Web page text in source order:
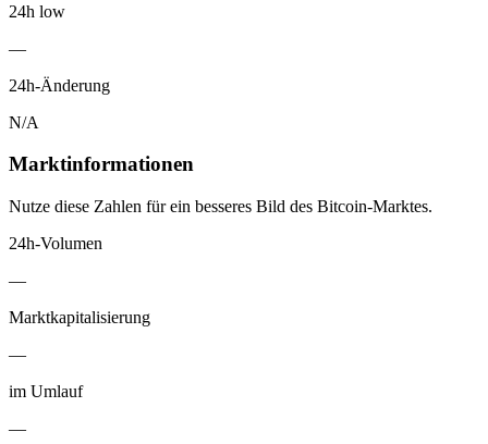
24h low
—
24h-Änderung
N/A
Marktinformationen
Nutze diese Zahlen für ein besseres Bild des Bitcoin-Marktes.
24h-Volumen
—
Marktkapitalisierung
—
im Umlauf
—